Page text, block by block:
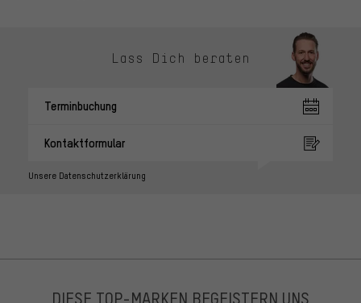
Lass Dich beraten
Terminbuchung
Kontaktformular
Unsere Datenschutzerklärung
DIESE TOP-MARKEN BEGEISTERN UNS